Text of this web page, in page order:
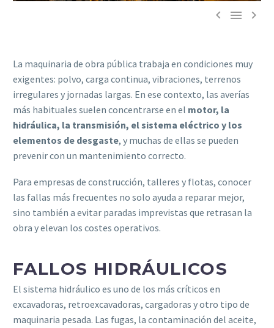
  
La maquinaria de obra pública trabaja en condiciones muy
exigentes: polvo, carga continua, vibraciones, terrenos
irregulares y jornadas largas. En ese contexto, las averías
más habituales suelen concentrarse en el motor, la
hidráulica, la transmisión, el sistema eléctrico y los
elementos de desgaste, y muchas de ellas se pueden
prevenir con un mantenimiento correcto.
Para empresas de construcción, talleres y flotas, conocer
las fallas más frecuentes no solo ayuda a reparar mejor,
sino también a evitar paradas imprevistas que retrasan la
obra y elevan los costes operativos.
FALLOS HIDRÁULICOS
El sistema hidráulico es uno de los más críticos en
excavadoras, retroexcavadoras, cargadoras y otro tipo de
maquinaria pesada. Las fugas, la contaminación del aceite,